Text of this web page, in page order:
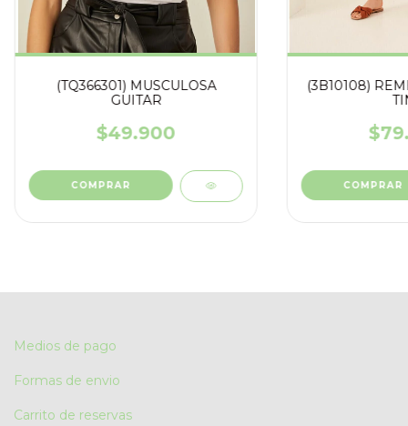
(TQ366301) MUSCULOSA
GUITAR
$49.900
COMPRAR
(3B10108)
COMPRAR
Medios de pago
Formas de envio
Carrito de reservas